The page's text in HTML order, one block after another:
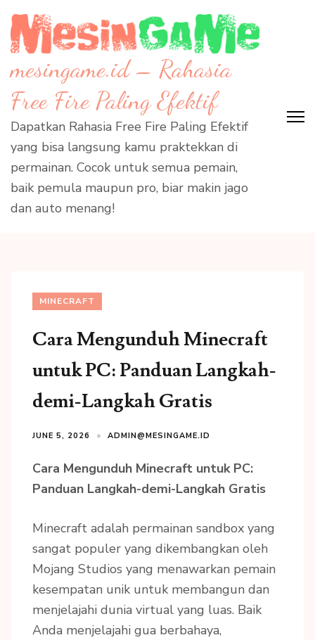
to
content
(Press
Enter)
mesingame.id – Rahasia
Free Fire Paling Efektif
Dapatkan Rahasia Free Fire Paling Efektif
yang bisa langsung kamu praktekkan di
permainan. Cocok untuk semua pemain,
baik pemula maupun pro, biar makin jago
dan auto menang!
MINECRAFT
Cara Mengunduh Minecraft
untuk PC: Panduan Langkah-
demi-Langkah Gratis
JUNE 5, 2026 ADMIN@MESINGAME.ID
Cara Mengunduh Minecraft untuk PC:
Panduan Langkah-demi-Langkah Gratis
Minecraft adalah permainan sandbox yang
sangat populer yang dikembangkan oleh
Mojang Studios yang menawarkan pemain
kesempatan unik untuk membangun dan
menjelajahi dunia virtual yang luas. Baik
Anda menjelajahi gua berbahaya,